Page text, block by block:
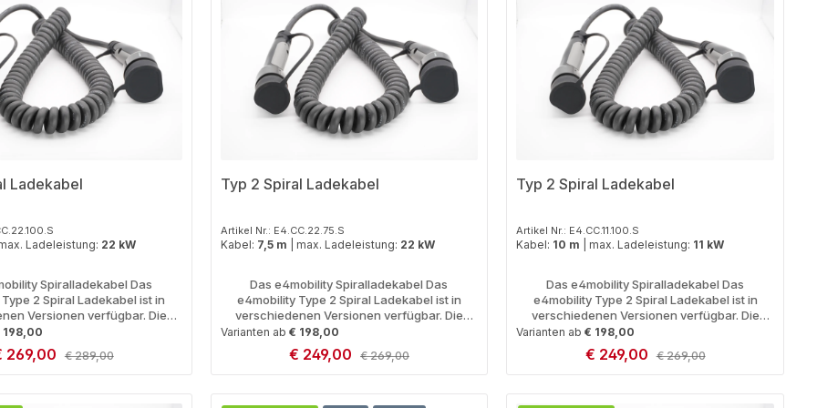
Ladekabel
Ladeleistung: 22 kW
Spiralladekabel Das
2 Spiral Ladekabel ist in
Versionen verfügbar. Die
von 5 -10 m und die maximale
entweder 11 kW (16A) oder 22
die Spiralisierung kann
nicht die gesamte Länge
Erleben Sie ultimative
269,00 Regulärer Preis:
€ 289,00
Typ 2 Spiral Ladekabel
Artikel Nr.: E4.CC.22.75.S
Kabel: 7,5 m max. Ladeleistung: 22 kW
Das e4mobility Spiralladekabel Das
e4mobility Type 2 Spiral Ladekabel ist in
verschiedenen Versionen verfügbar. Die
Länge variiert von 5 -10 m und die maximale
Ladeleistung ist entweder 11 kW (16A) oder 22
kW (32A). Durch die Spiralisierung kann
produktionsbedingt nicht die gesamte Länge
genutzt werden) Erleben Sie ultimative
Varianten ab € 198,00
Verkaufspreis:
€ 249,00 Regulärer Preis:
€ 269,00
Typ 2 Spiral Ladekabel
Artikel Nr.: E4.CC.11.100.S
Kabel: 10 m max. Ladeleistung: 11 kW
Das e4mobility Spiralladekabel Das
e4mobility Type 2 Spiral Ladekabel ist in
verschiedenen Versionen verfügbar. Die
Länge variiert von 5 -10 m und die maximale
Ladeleistung ist entweder 11 kW (16A) oder 22
kW (32A). Durch die Spiralisierung kann
produktionsbedingt nicht die gesamte Länge
genutzt werden) Erleben Sie ultimative
Varianten ab € 198,00
Verkaufspreis:
€ 249,00 Regulärer Preis:
€ 269,00